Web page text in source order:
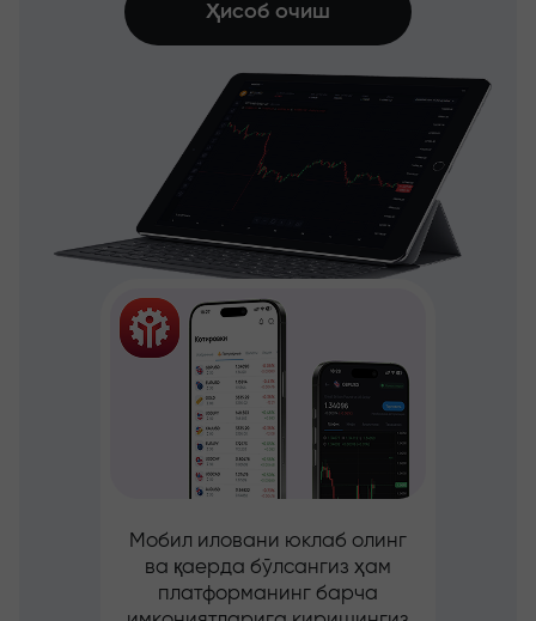
Ҳисоб очиш
Мобил иловани юклаб олинг
ва қаерда бўлсангиз ҳам
платформанинг барча